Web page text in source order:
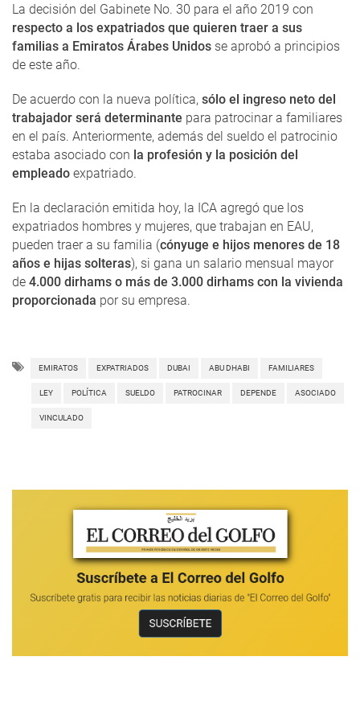
La decisión del Gabinete No. 30 para el año 2019 con
respecto a los expatriados que quieren traer a sus
familias a Emiratos Árabes Unidos se aprobó a principios
de este año.
De acuerdo con la nueva política, sólo el ingreso neto del
trabajador será determinante para patrocinar a familiares
en el país. Anteriormente, además del sueldo el patrocinio
estaba asociado con la profesión y la posición del
empleado expatriado.
En la declaración emitida hoy, la ICA agregó que los
expatriados hombres y mujeres, que trabajan en EAU,
pueden traer a su familia (cónyuge e hijos menores de 18
años e hijas solteras), si gana un salario mensual mayor
de 4.000 dirhams o más de 3.000 dirhams con la vivienda
proporcionada por su empresa.
EMIRATOS EXPATRIADOS DUBAI ABU DHABI FAMILIARES
LEY POLÍTICA SUELDO PATROCINAR DEPENDE ASOCIADO
VINCULADO